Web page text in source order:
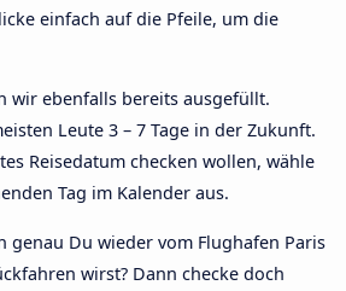
einfach auf die Pfeile, um die
wir ebenfalls bereits ausgefüllt.
Leute 3 – 7 Tage in der Zukunft.
Reisedatum checken wollen, wähle
Tag im Kalender aus.
genau Du wieder vom Flughafen Paris
wirst? Dann checke doch